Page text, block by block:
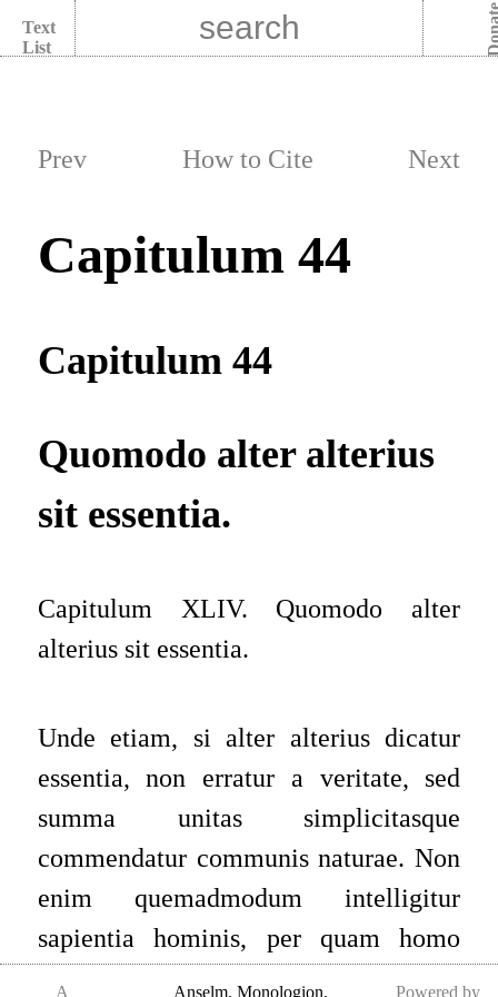
Text
List
Prev How to Cite Next
Capitulum 44
Capitulum 44
Quomodo alter alterius
sit essentia.
Capitulum XLIV. Quomodo alter
alterius sit essentia.
Unde etiam, si alter alterius dicatur
essentia, non erratur a veritate, sed
summa unitas simplicitasque
commendatur communis naturae. Non
enim quemadmodum intelligitur
sapientia hominis, per quam homo
A Anselm, Monologion, Powered by